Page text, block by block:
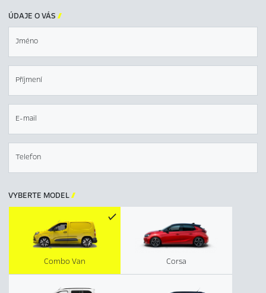
ÚDAJE O VÁS 
Jméno
Příjmení
E-mail
Telefon
VYBERTE MODEL
Corsa
Combo Van